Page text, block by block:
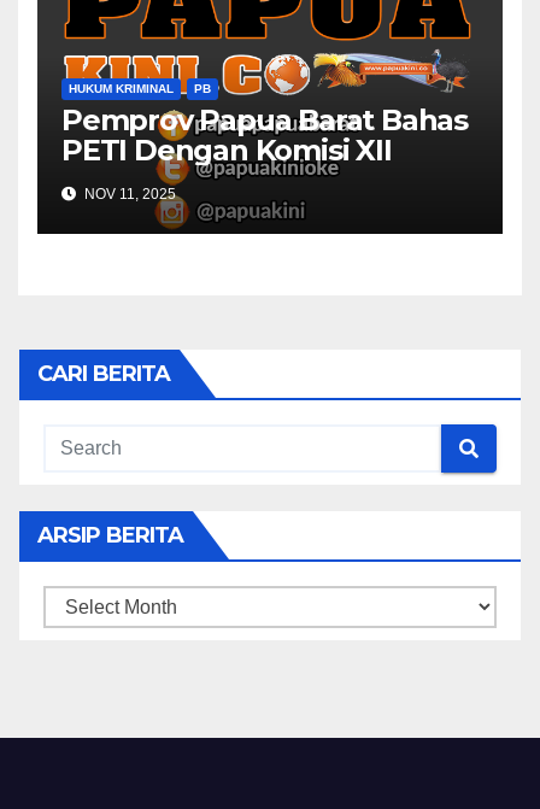
HUKUM KRIMINAL PB
Pemprov Papua Barat Bahas
PETI Dengan Komisi XII
NOV 11, 2025
CARI BERITA
ARSIP BERITA
ARSIP